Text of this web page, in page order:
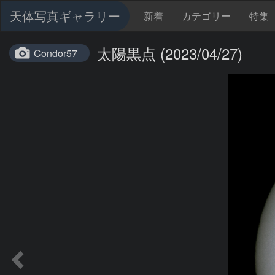
天体写真ギャラリー 新着 カテゴリー 特集
Condor57 太陽黒点 (2023/04/27)